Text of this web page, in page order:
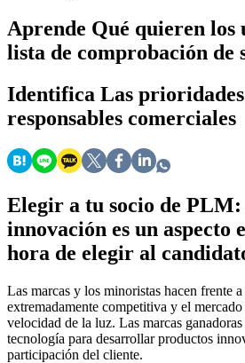
Aprende Qué quieren los
lista de comprobación de
Identifica Las
responsables comerciales
Elegir a tu socio de
innovación es un aspecto
hora de elegir al
Las marcas y los minoristas hacen frente
extremadamente competitiva y el
velocidad de la luz. Las marcas
tecnología para desarrollar productos
participación del cliente.